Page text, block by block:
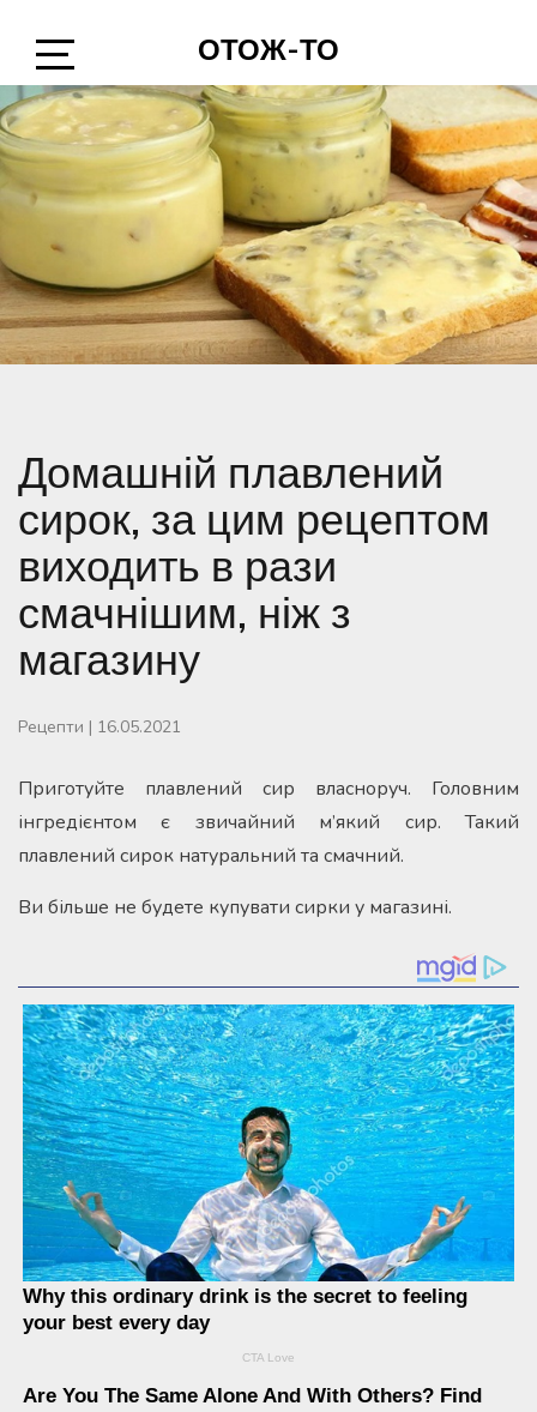
content
Open
Sidebar
ОТОЖ-ТО
Домашній плавлений
сирок, за цим рецептом
виходить в рази
смачнішим, ніж з
магазину
Рецепти | 16.05.2021
Приготуйте плавлений сир власноруч. Головним
інгредієнтом є звичайний м’який сир. Такий
плавлений сирок натуральний та смачний.
Ви більше не будете купувати сирки у магазині.